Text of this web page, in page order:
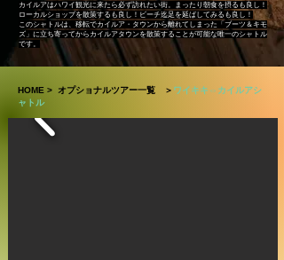
カイルアはハワイ観光に来たら必ず訪れたい街。まったり朝食を摂るも良し！
ローカルショップを散策するも良し！ビーチ迄足を延ばしてみるも良し！
このシャトルは、移転でカイルア・タウンから離れてしまった「ブーツ＆キモ
ズ」に立ち寄ってからカイルアタウンを散策することが可能な唯一のシャトル
です。
HOME > オプショナルツアー一覧 ＞ ワイキキ⇔カイルアシ
ャトル